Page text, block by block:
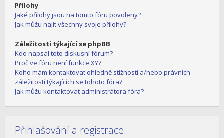
Přílohy
Jaké přílohy jsou na tomto fóru povoleny?
Jak můžu najít všechny svoje přílohy?
Záležitosti týkající se phpBB
Kdo napsal toto diskusní fórum?
Proč ve fóru není funkce XY?
Koho mám kontaktovat ohledně stížnosti a/nebo právních
záležitostí týkajících se tohoto fóra?
Jak můžu kontaktovat administrátora fóra?
Přihlašování a registrace